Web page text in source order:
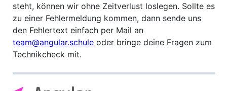
steht, können wir ohne Zeitverlust loslegen. Sollte es
zu einer Fehlermeldung kommen, dann sende uns
den Fehlertext einfach per Mail an
team@angular.schule oder bringe deine Fragen zum
Technikcheck mit.